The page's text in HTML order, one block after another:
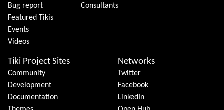
Bug report
Featured Tikis
Events
Videos
Consultants
Tiki Project Sites
Community
Development
Documentation
Networks
Twitter
Facebook
LinkedIn